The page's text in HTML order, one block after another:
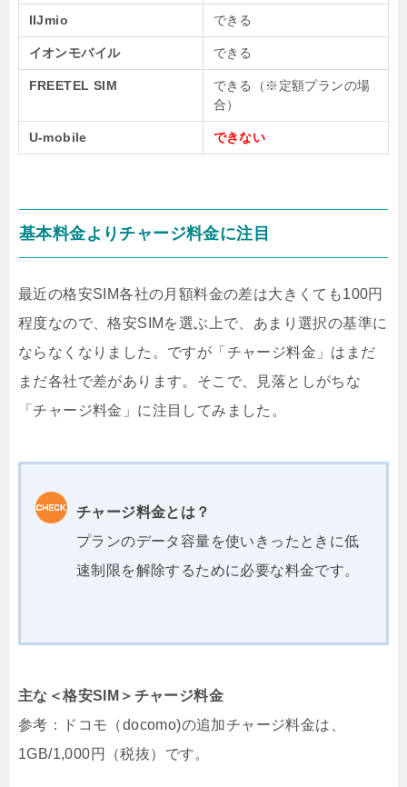
IIJmio できる
イオンモバイル できる
FREETEL SIM
できる（※定額プランの場
合）
U-mobile できない
基本料金よりチャージ料金に注目
最近の格安SIM各社の月額料金の差は大きくても100円
程度なので、格安SIMを選ぶ上で、あまり選択の基準に
ならなくなりました。ですが「チャージ料金」はまだ
まだ各社で差があります。そこで、見落としがちな
「チャージ料金」に注目してみました。
チャージ料金とは？
プランのデータ容量を使いきったときに低
速制限を解除するために必要な料金です。
主な＜格安SIM＞チャージ料金
参考：ドコモ（docomo)の追加チャージ料金は、
1GB/1,000円（税抜）です。